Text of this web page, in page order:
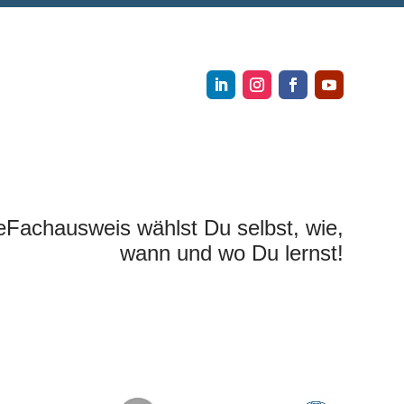
wählst Du selbst, wie,
wann und wo Du lernst!